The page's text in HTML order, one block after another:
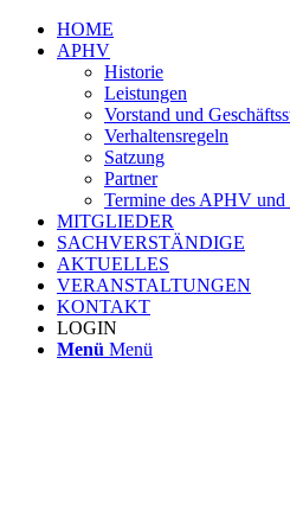
HOME
APHV
Historie
Leistungen
Vorstand und
Verhaltensregeln
Satzung
Partner
Termine des APHV
MITGLIEDER
SACHVERSTÄNDIGE
AKTUELLES
VERANSTALTUNGEN
KONTAKT
LOGIN
Menü Menü